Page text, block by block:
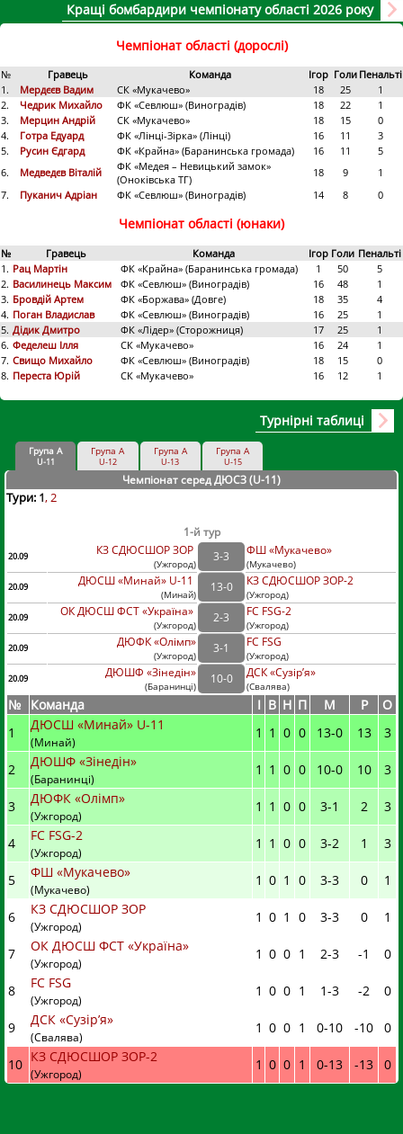
Кращі бомбардири чемпіонату області 2026 року
Чемпіонат області (дорослі)
№ Гравець Команда Ігор Голи Пенальті
1.
Мердєєв Вадим СК «Мукачево» 18 25
1
2.
Чедрик Михайло ФК «Севлюш» (Виноградів) 18 22
1
3.
Мерцин Андрій СК «Мукачево» 18 15
0
4.
Готра Едуард ФК «Лінці-Зірка» (Лінці) 16 11
3
5.
Русин Єдгард ФК «Крайна» (Баранинська громада) 16 11
5
6.
Медведєв Віталій
ФК «Медея – Невицький замок»
(Оноківська ТГ)
18 9
1
7.
Пуканич Адріан ФК «Севлюш» (Виноградів) 14 8 0
Чемпіонат області (юнаки)
№ Гравець Команда Ігор Голи Пенальті
1. Рац Мартін ФК «Крайна» (Баранинська громада) 1 50
5
2. Василинець Максим ФК «Севлюш» (Виноградів) 16 48
1
3. Бровдій Артем ФК «Боржава» (Довге) 18 35
4
4. Поган Владислав ФК «Севлюш» (Виноградів) 16 25
1
5. Дідик Дмитро ФК «Лідер» (Сторожниця) 17 25
1
6. Феделеш Ілля СК «Мукачево» 16 24
1
7. Свищо Михайло ФК «Севлюш» (Виноградів) 18 15
0
8. Переста Юрій СК «Мукачево» 16 12 1
Турнірні таблиці
Група А
U-11
Група А
U-12
Група А
U-13
Група А
U-15
Чемпіонат серед ДЮСЗ (U-11)
Тури: 1 2
1-й тур
20.09 КЗ СДЮСШОР ЗОР
(Ужгород)
3-3 ФШ «Мукачево»
(Мукачево)
20.09
ДЮСШ «Минай» U-11
(Минай)
13-0 КЗ СДЮСШОР ЗОР-2
(Ужгород)
20.09
ОК ДЮСШ ФСТ «Україна»
(Ужгород)
2-3 FC FSG-2
(Ужгород)
20.09
ДЮФК «Олімп»
(Ужгород)
3-1 FC FSG
(Ужгород)
20.09
ДЮШФ «Зінедін»
(Баранинці)
10-0 ДСК «Сузір’я»
(Свалява)
№ Команда I В Н П М Р
О
1
ДЮСШ «Минай» U-11
(Минай)
1 1 0 0 13-0 13 3
2 ДЮШФ «Зінедін»
(Баранинці)
1 1 0 0 10-0 10 3
3 ДЮФК «Олімп»
(Ужгород)
1 1 0 0 3-1 2 3
4 FC FSG-2
(Ужгород)
1 1 0 0 3-2 1 3
5 ФШ «Мукачево»
(Мукачево)
1 0 1 0 3-3 0 1
6 КЗ СДЮСШОР ЗОР
(Ужгород)
1 0 1 0 3-3 0 1
7 ОК ДЮСШ ФСТ «Україна»
(Ужгород)
1 0 0 1 2-3 -1 0
8 FC FSG
(Ужгород)
1 0 0 1 1-3 -2 0
9 ДСК «Сузір’я»
(Свалява)
1 0 0 1 0-10 -10 0
10 КЗ СДЮСШОР ЗОР-2
(Ужгород)
1 0 0 1 0-13 -13 0